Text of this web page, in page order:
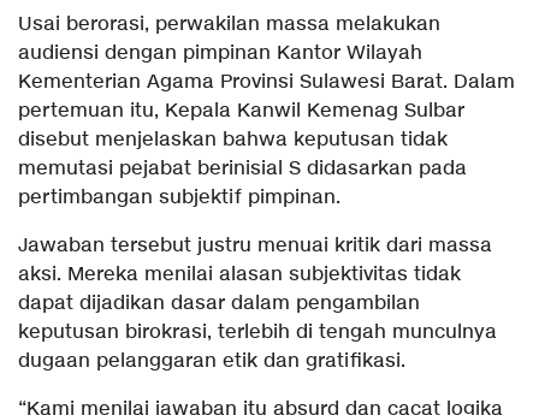
Usai berorasi, perwakilan massa melakukan
audiensi dengan pimpinan Kantor Wilayah
Kementerian Agama Provinsi Sulawesi Barat. Dalam
pertemuan itu, Kepala Kanwil Kemenag Sulbar
disebut menjelaskan bahwa keputusan tidak
memutasi pejabat berinisial S didasarkan pada
pertimbangan subjektif pimpinan.
Jawaban tersebut justru menuai kritik dari massa
aksi. Mereka menilai alasan subjektivitas tidak
dapat dijadikan dasar dalam pengambilan
keputusan birokrasi, terlebih di tengah munculnya
dugaan pelanggaran etik dan gratifikasi.
“Kami menilai jawaban itu absurd dan cacat logika